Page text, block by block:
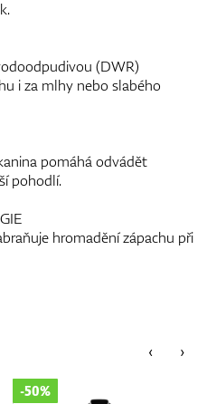
(DWR)
i za mlhy nebo slabého
pomáhá odvádět
pohodlí.
hromadění zápachu při
‹ ›
-25%